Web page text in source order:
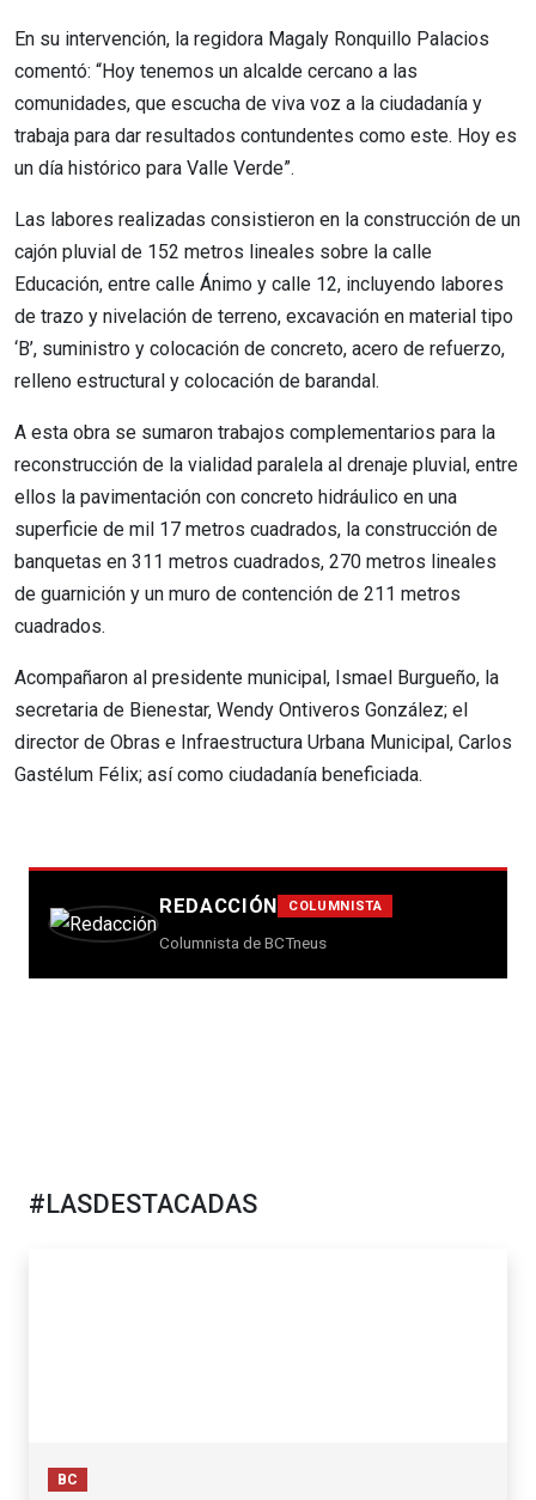
En su intervención, la regidora Magaly Ronquillo Palacios
comentó: “Hoy tenemos un alcalde cercano a las
comunidades, que escucha de viva voz a la ciudadanía y
trabaja para dar resultados contundentes como este. Hoy es
un día histórico para Valle Verde”.
Las labores realizadas consistieron en la construcción de un
cajón pluvial de 152 metros lineales sobre la calle
Educación, entre calle Ánimo y calle 12, incluyendo labores
de trazo y nivelación de terreno, excavación en material tipo
‘B’, suministro y colocación de concreto, acero de refuerzo,
relleno estructural y colocación de barandal.
A esta obra se sumaron trabajos complementarios para la
reconstrucción de la vialidad paralela al drenaje pluvial, entre
ellos la pavimentación con concreto hidráulico en una
superficie de mil 17 metros cuadrados, la construcción de
banquetas en 311 metros cuadrados, 270 metros lineales
de guarnición y un muro de contención de 211 metros
cuadrados.
Acompañaron al presidente municipal, Ismael Burgueño, la
secretaria de Bienestar, Wendy Ontiveros González; el
director de Obras e Infraestructura Urbana Municipal, Carlos
Gastélum Félix; así como ciudadanía beneficiada.
REDACCIÓN COLUMNISTA
Columnista de BCTneus
#LASDESTACADAS
BC